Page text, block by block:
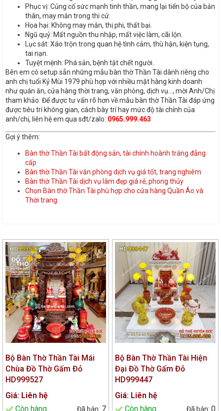
Phục vị: Củng cố sức mạnh tinh thần, mang lại tiến bộ của bản
thân, may mắn trong thi cử.
Họa hại: Không may mắn, thị phi, thất bại.
Ngũ quỷ: Mất nguồn thu nhập, mất việc làm, cãi lộn.
Lục sát: Xáo trộn trong quan hệ tình cảm, thù hận, kiện tụng,
tai nạn.
Tuyệt mệnh: Phá sản, bệnh tật chết người.
Bên em có setup sẵn những mẫu bàn thờ Thần Tài dành riêng cho
anh chị tuổi Kỷ Mùi 1979 phù hợp với nhiều mặt hàng kinh doanh
như quán ăn, cửa hàng thời trang, văn phòng, dịch vụ…, mời Anh/Chị
tham khảo. Để được tư vấn rõ hơn về mẫu bàn thờ Thần Tài đáp ứng
được tiêu trí không gian, cách bày trí hay mức độ tài chính của
anh/chị, liên hệ em qua sđt/zalo: 0965.999.463
Gợi ý thêm:
Bàn thờ Thần Tài bất động sản, tài chính hoành tráng đẳng
cấp
Bàn thờ Thần Tài văn phòng dịch vụ giá tốt, trang nghiêm
Bàn thờ Thần Tài dịch vụ làm đẹp giá rẻ, phong thủy
Chọn Bàn thờ Thần Tài phù hợp cho cửa hàng Quần Áo và
Thời trang
Bộ Bàn Thờ Thần Tài Mái
Chùa Đồ Thờ Gấm Đỏ
HD999527
Giá: Liên hệ
Còn hàng
7
Bộ Bàn Thờ Thần Tài Hiện
Đại Đồ Thờ Gấm Đỏ
HD999447
Giá: Liên hệ
Còn hàng
0